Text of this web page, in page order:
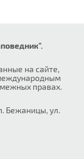
на сайте,
правах.
Бежаницы, ул.